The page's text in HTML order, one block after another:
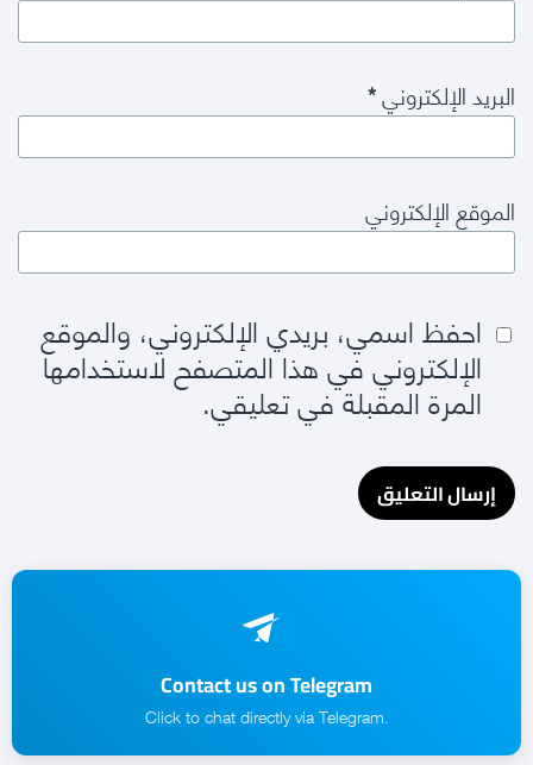
البريد الإلكتروني*
الموقع الإلكتروني
احفظ اسمي، بريدي الإلكتروني، والموقع
الإلكتروني في هذا المتصفح لاستخدامها
المرة المقبلة في تعليقي.
Contact us on Telegram
.Click to chat directly via Telegram